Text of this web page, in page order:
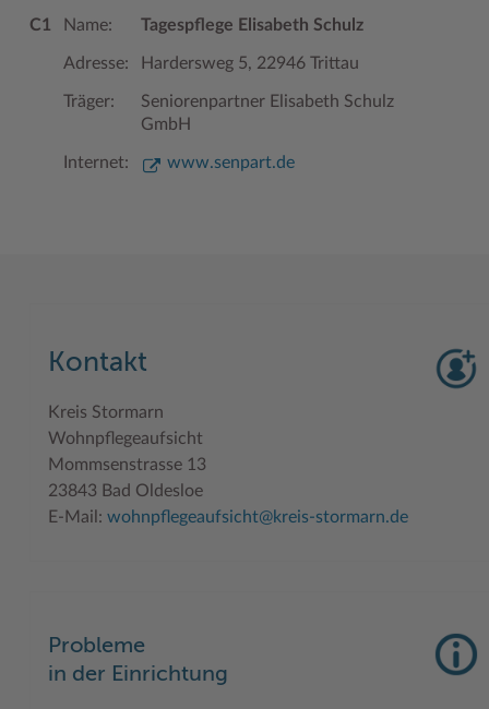
Woche der Seelischen Gesundheit
Zahlen, Daten, Fakten
C1 Name: Tagespflege Elisabeth Schulz
Adresse: Hardersweg 5, 22946 Trittau
Träger:
Seniorenpartner Elisabeth Schulz
GmbH
Internet: www.senpart.de
Kontakt
Kreis Stormarn
Wohnpflegeaufsicht
Mommsenstrasse 13
23843 Bad Oldesloe
E-Mail: wohnpflegeaufsicht@kreis-stormarn.de
Probleme
in der Einrichtung